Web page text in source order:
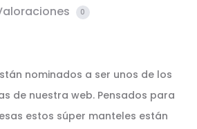
0
nominados a ser unos de los
de nuestra web. Pensados para
estos súper manteles están